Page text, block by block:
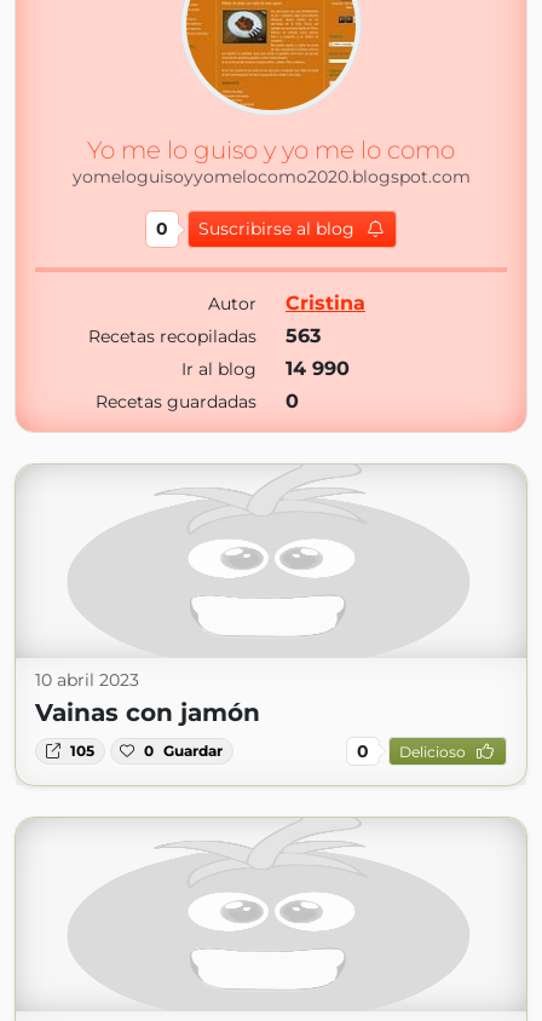
Yo me lo guiso y yo me lo como
yomeloguisoyyomelocomo2020.blogspot.com
0 Suscribirse al blog
Autor Cristina
Recetas recopiladas 563
Ir al blog 14 990
Recetas guardadas 0
10 abril 2023
Vainas con jamón
105 0 Guardar 0 Delicioso